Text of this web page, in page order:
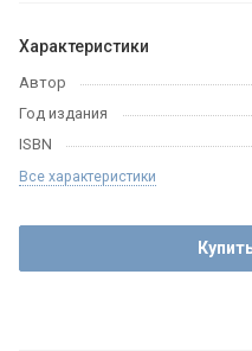
Характеристики
Автор
Год издания
ISBN
Все характеристики